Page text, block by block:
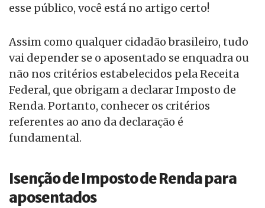
esse público, você está no artigo certo!
Assim como qualquer cidadão brasileiro, tudo
vai depender se o aposentado se enquadra ou
não nos critérios estabelecidos pela Receita
Federal, que obrigam a declarar Imposto de
Renda. Portanto, conhecer os critérios
referentes ao ano da declaração é
fundamental.
Isenção de Imposto de Renda para
aposentados